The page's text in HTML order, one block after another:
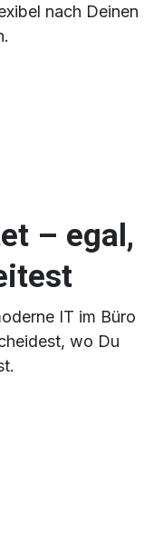
nach Deinen
– egal,
IT im Büro
wo Du